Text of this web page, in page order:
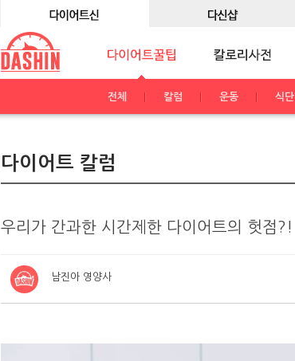
전체 칼럼 운동 식단
다이어트 칼럼
우리가 간과한 시간제한 다이어트의 헛점?!
남진아 영양사